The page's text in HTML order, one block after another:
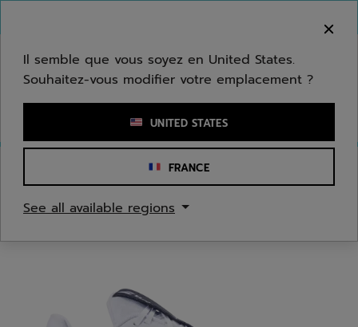
Saisir un mot clé ou un numéro d'article
Il semble que vous soyez en United States.
Souhaitez-vous modifier votre emplacement ?
UNITED STATES
FRANCE
See all available regions